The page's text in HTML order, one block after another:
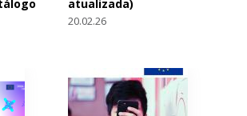
atualizada)
20.02.26